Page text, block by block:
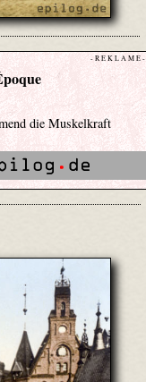
- R E K L A M E -
die Muskelkraft